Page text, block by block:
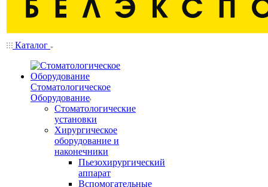
Каталог
Стоматологическое
Оборудование
Стоматологические
установки
Хирургическое
оборудование и
наконечники
Пьезохирургический
аппарат
Вспомогательные